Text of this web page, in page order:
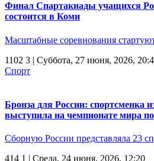
Финал Спартакиады учащихся
состоится в Коми
Масштабные соревнования
1102 3 | Суббота, 27 июня, 2026,
Спорт
Бронза для России: спортсменка
выступила на чемпионате мира
Сборную России представляла 23
414 1 | Среда, 24 июня, 2026, 12:20